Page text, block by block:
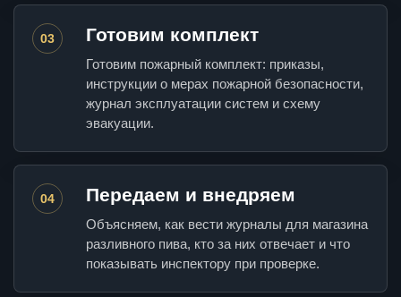
03 Готовим комплект
Готовим пожарный комплект: приказы,
инструкции о мерах пожарной безопасности,
журнал эксплуатации систем и схему
эвакуации.
04 Передаем и внедряем
Объясняем, как вести журналы для магазина
разливного пива, кто за них отвечает и что
показывать инспектору при проверке.